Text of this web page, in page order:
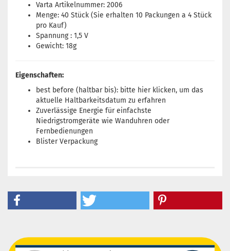
Varta Artikelnummer: 2006
Menge: 40 Stück (Sie erhalten 10 Packungen a 4 Stück
pro Kauf)
Spannung : 1,5 V
Gewicht: 18g
Eigenschaften:
best before (haltbar bis): bitte hierklicken, um das
aktuelle Haltbarkeitsdatum zu erfahren
Zuverlässige Energie für einfachste
Niedrigstromgeräte wie Wanduhren oder
Fernbedienungen
Blister Verpackung